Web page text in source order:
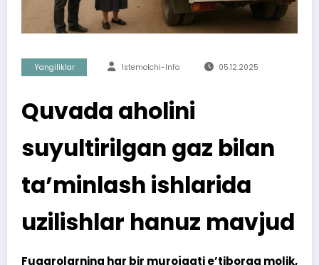
Yangiliklar Istemolchi-Info 05.12.2025
Quvada aholini
suyultirilgan gaz bilan
ta’minlash ishlarida
uzilishlar hanuz mavjud
Fuqarolarning har bir murojaati e’tiborga molik,